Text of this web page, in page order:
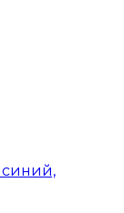
синий,